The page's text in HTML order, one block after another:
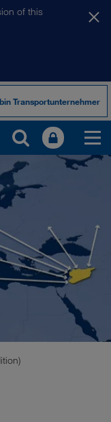
of this
Transportunternehmer